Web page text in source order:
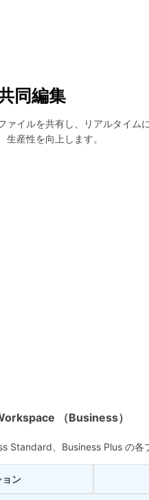
同編集
ァイルを共有し、リアルタイム
産性を向上します。
（Business）
Standard、Business Plus の各
ョン